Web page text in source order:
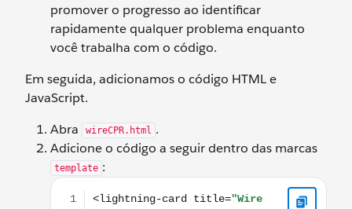
promover o progresso ao identificar
rapidamente qualquer problema enquanto
você trabalha com o código.
Em seguida, adicionamos o código HTML e
JavaScript.
Abra
wireCPR.html .
Adicione o código a seguir dentro das marcas
template :
<lightning-card title="Wire